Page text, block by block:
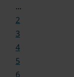
...
2
3
4
5
6